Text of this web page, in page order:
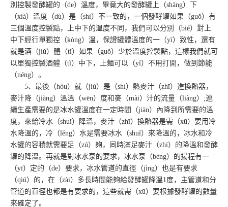
別控製發酵罐的（de）溫度，畢竟大的發酵罐上（shàng）下
（xià）溫度（dù）是（shì）不一致的，一個發酵罐如果（guǒ）有
三個溫度控製點，上中下的溫度不同，我們可以分別（bié）對上
中下經行單獨控（kòng）溫，保證罐體溫度的一（yī）致性，還有
就是酒（jiǔ）體（tǐ）如果（guǒ）少於溫度控製點，這樣我們就可
以單獨控製酒體（tǐ）中下，上麵可以（yǐ）不用打開，做到節能
（néng）。
5、最後（hòu）就（jiù）是（shì）熱麥汁（zhī）進換熱器，
麥汁降（jiàng）溫溫（wēn）度和麥（mài）汁的流量（liàng）;連
續生產需要的是冰水罐溫度在一定時間（jiān）內降到所需要的溫
度，來給冷水（shuǐ）降溫，麥汁（zhī）換熱器是需（xū）要用冷
水降溫的，冷（lěng）水是需要冰水（shuǐ）來降溫的，冰水和冷
水罐的容積就需要足（zú）夠，同時滿足麥汁（zhī）的降溫和發酵
罐的降溫。再就是對冰水泵的要求，冰水泵（bèng）的揚程有一
（yī）定的（de）要求，冰水管道的直徑（jìng）也是有要求
（qiú）的，在（zài）多長時間能夠給發酵罐降溫1度，主管道和分
管道的直徑也都是有要求的，這些就需（xū）要根據發酵罐的數量
來確定了。